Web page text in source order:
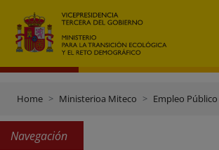
Home Ministerioa Miteco Empleo Público
Navegación